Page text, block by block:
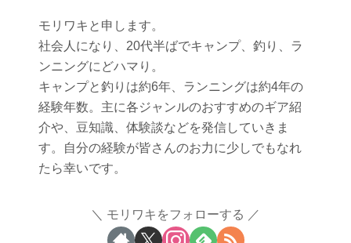
モリワキと申します。
社会人になり、20代半ばでキャンプ、釣り、ラ
ンニングにどハマり。
キャンプと釣りは約6年、ランニングは約4年の
経験年数。主に各ジャンルのおすすめのギア紹
介や、豆知識、体験談などを発信していきま
す。自分の経験が皆さんのお力に少しでもなれ
たら幸いです。
モリワキをフォローする